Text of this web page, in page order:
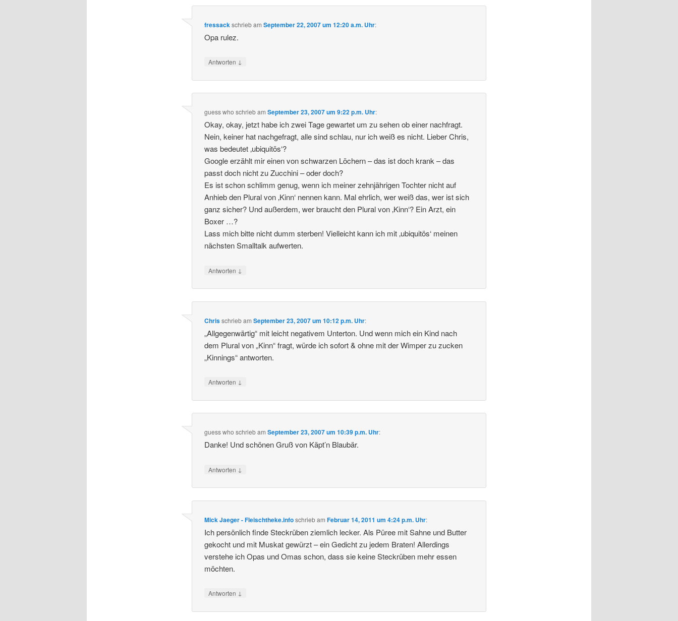
fressackschriebamSeptember 22, 2007 um 12:20 a.m. Uhr:
Opa rulez.
Antworten ↓
guess who schriebamSeptember 23, 2007 um 9:22 p.m. Uhr:
Okay, okay, jetzt habe ich zwei Tage gewartet um zu sehen ob einer nachfragt.
Nein, keiner hat nachgefragt, alle sind schlau, nur ich weiß es nicht. Lieber Chris,
was bedeutet ‚ubiquitös‘?
Google erzählt mir einen von schwarzen Löchern – das ist doch krank – das
passt doch nicht zu Zucchini – oder doch?
Es ist schon schlimm genug, wenn ich meiner zehnjährigen Tochter nicht auf
Anhieb den Plural von ‚Kinn‘ nennen kann. Mal ehrlich, wer weiß das, wer ist sich
ganz sicher? Und außerdem, wer braucht den Plural von ‚Kinn‘? Ein Arzt, ein
Boxer …?
Lass mich bitte nicht dumm sterben! Vielleicht kann ich mit ‚ubiquitös‘ meinen
nächsten Smalltalk aufwerten.
Antworten ↓
ChrisschriebamSeptember 23, 2007 um 10:12 p.m. Uhr:
„Allgegenwärtig“ mit leicht negativem Unterton. Und wenn mich ein Kind nach
dem Plural von „Kinn“ fragt, würde ich sofort & ohne mit der Wimper zu zucken
„Kinnings“ antworten.
Antworten ↓
guess who schriebamSeptember 23, 2007 um 10:39 p.m. Uhr:
Danke! Und schönen Gruß von Käpt’n Blaubär.
Antworten ↓
Mick Jaeger - Fleischtheke.infoschriebamFebruar 14, 2011 um 4:24 p.m. Uhr:
Ich persönlich finde Steckrüben ziemlich lecker. Als Püree mit Sahne und Butter
gekocht und mit Muskat gewürzt – ein Gedicht zu jedem Braten! Allerdings
verstehe ich Opas und Omas schon, dass sie keine Steckrüben mehr essen
möchten.
Antworten ↓